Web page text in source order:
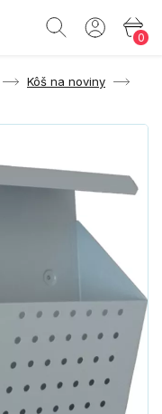
0
Kôš na noviny